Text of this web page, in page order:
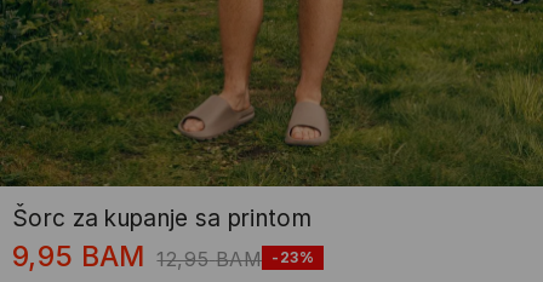
Šorc za kupanje sa printom
9,95 BAM 12,95 BAM -23%